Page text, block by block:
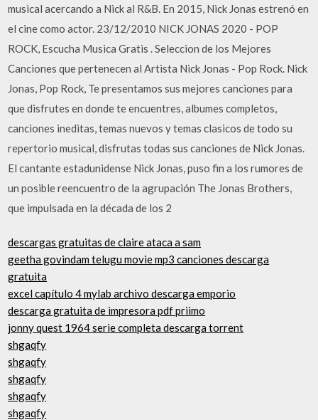
musical acercando a Nick al R&B. En 2015, Nick Jonas estrenó en
el cine como actor. 23/12/2010 NICK JONAS 2020 - POP
ROCK, Escucha Musica Gratis . Seleccion de los Mejores
Canciones que pertenecen al Artista Nick Jonas - Pop Rock. Nick
Jonas, Pop Rock, Te presentamos sus mejores canciones para
que disfrutes en donde te encuentres, albumes completos,
canciones ineditas, temas nuevos y temas clasicos de todo su
repertorio musical, disfrutas todas sus canciones de Nick Jonas.
El cantante estadunidense Nick Jonas, puso fin a los rumores de
un posible reencuentro de la agrupación The Jonas Brothers,
que impulsada en la década de los 2
descargas gratuitas de claire ataca a sam
geetha govindam telugu movie mp3 canciones descarga
gratuita
excel capítulo 4 mylab archivo descarga emporio
descarga gratuita de impresora pdf priimo
jonny quest 1964 serie completa descarga torrent
shgaqfy
shgaqfy
shgaqfy
shgaqfy
shgaqfy